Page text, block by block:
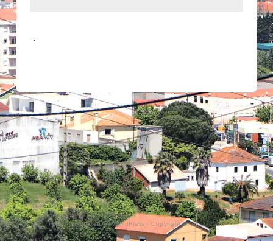
.
Proudly powered by WordPress - Copyright © 2013-2023